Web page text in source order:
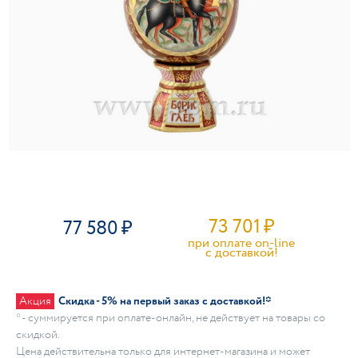
77 580 73 701₽
при оплате on-line
c доставкой!
Акция Скидка - 5% на первый заказ с доставкой!*
* - суммируется при оплате-онлайн, не действует на товары со
скидкой.
Цена действительна только для интернет-магазина и может